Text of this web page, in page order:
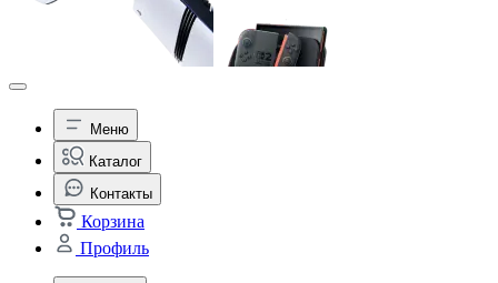
Меню
Каталог
Контакты
Корзина
Профиль